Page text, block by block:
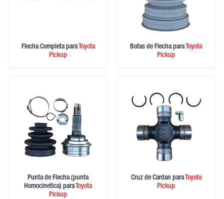
Flecha Completa para Toyota
Pickup
Botas de Flecha para Toyota
Pickup
Punta de Flecha (punta
Homocinetica) para Toyota
Pickup
Cruz de Cardan para Toyota
Pickup